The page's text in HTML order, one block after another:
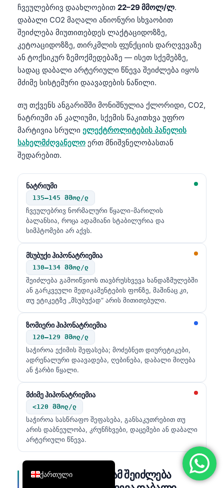
ჩვეულებრივ დაახლოებით 22–29 მმოლ/ლ.
დაბალი CO2 მაღალი ანიონური სხვაობით
შეიძლება მიუთითებდეს ლაქტაციდოზზე,
კეტოაციდოზზე, თირკმლის ფუნქციის დარღვევაზე
ან ტოქსიკურ ზემოქმედებაზე — ისეთ სქემებზე,
სადაც დაბალი არტერიული წნევა შეიძლება იყოს
მძიმე სისტემური დაავადების ნაწილი.
თუ თქვენს ანგარიშში მონიშნულია ქლორიდი, CO2,
ნატრიუმი ან კალიუმი, სქემის წაკითხვა უფრო
მარტივია სრული ელექტროლიტების პანელის
სახელმძღვანელო ერთ მნიშვნელობასთან
შედარებით.
ნატრიუმი
135–145 მმოლ/ლ
ჩვეულებრივ ნორმალური წყალი-მარილის
ბალანსია, როცა ადამიანი სტაბილურია და
სიმპტომები არ აქვს.
მსუბუქი ჰიპონატრიემია
130–134 მმოლ/ლ
შეიძლება გამოიწვიოს თავბრუსხვევა ხანდაზმულებში
ან გარკვეული მედიკამენტების ფონზე, მაშინაც კი,
თუ ეტიკეტზე „მსუბუქად“ არის მითითებული.
ზომიერი ჰიპონატრიემია
120–129 მმოლ/ლ
საჭიროა ექიმის შეფასება; მოძებნეთ დიურეტიკები,
ადრენალური დაავადება, ღებინება, დაბალი მიღება
ან ჭარბი წყალი.
მძიმე ჰიპონატრიემია
<120 მმოლ/ლ
საჭიროა სასწრაფო შეფასება, განსაკუთრებით თუ
არის დაბნეულობა, კრუნჩხვები, დაცემები ან დაბალი
არტერიული წნევა.
დაბალმა გლუკოზამ შეიძლება
ქართული
Deutsch
العربية
Français
עִבְרִית
Italiano
Español
Português
Ελληνικά
Română
简体中文
فارسی
Български
Dansk
Nederlands
हिन्दी
Bahasa Indonesia
Հայերեն
Íslenska
Српски језик
Svenska
Azərbaycan dili
Eesti
日本語
Čeština
Русский